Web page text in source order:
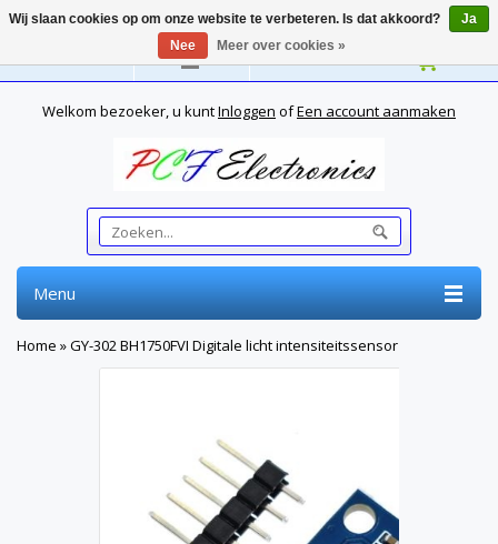
Nederlands
Welkom bezoeker, u kuntInloggen ofEen account aanmaken
Menu
Home »GY-302 BH1750FVI Digitale licht intensiteitssensor
Wij slaan cookies op om onze website te verbeteren. Is dat akkoord?
Ja
Nee
Meer over cookies »